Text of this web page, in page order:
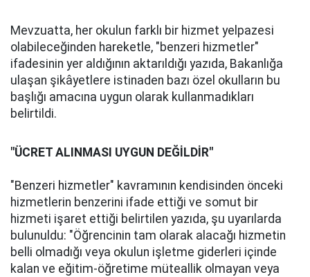
Mevzuatta, her okulun farklı bir hizmet yelpazesi
olabileceğinden hareketle, "benzeri hizmetler"
ifadesinin yer aldığının aktarıldığı yazıda, Bakanlığa
ulaşan şikâyetlere istinaden bazı özel okulların bu
başlığı amacına uygun olarak kullanmadıkları
belirtildi.
"ÜCRET ALINMASI UYGUN DEĞİLDİR"
"Benzeri hizmetler" kavramının kendisinden önceki
hizmetlerin benzerini ifade ettiği ve somut bir
hizmeti işaret ettiği belirtilen yazıda, şu uyarılarda
bulunuldu: "Öğrencinin tam olarak alacağı hizmetin
belli olmadığı veya okulun işletme giderleri içinde
kalan ve eğitim-öğretime müteallik olmayan veya